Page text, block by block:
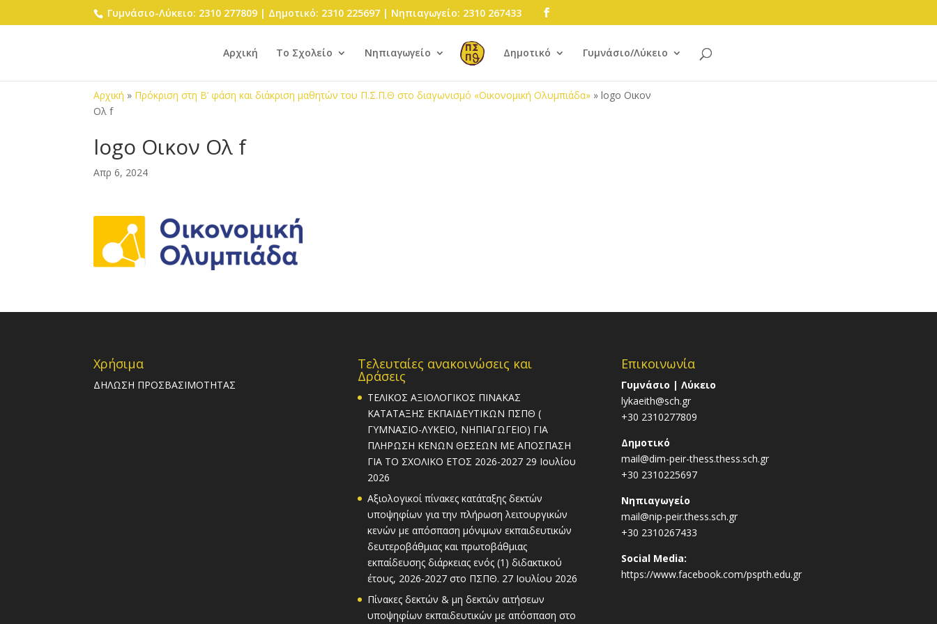
Γυμνάσιο-Λύκειο: 2310 277809 | Δημοτικό: 2310 225697 | Νηπιαγωγείο: 2310 267433
Αρχική Το Σχολείο Νηπιαγωγείο Δημοτικό Γυμνάσιο/Λύκειο
Αρχική » Πρόκριση στη Β’ φάση και διάκριση μαθητών του Π.Σ.Π.Θ στο διαγωνισμό «Οικονομική Ολυμπιάδα» »logo Οικον
Ολ f
logo Οικον Ολ f
Απρ 6, 2024
Χρήσιμα
ΔΗΛΩΣΗ ΠΡΟΣΒΑΣΙΜΟΤΗΤΑΣ
Τελευταίες ανακοινώσεις και
Δράσεις
ΤΕΛΙΚΟΣ ΑΞΙΟΛΟΓΙΚΟΣ ΠΙΝΑΚΑΣ
ΚΑΤΑΤΑΞΗΣ ΕΚΠΑΙΔΕΥΤΙΚΩΝ ΠΣΠΘ (
ΓΥΜΝΑΣΙΟ-ΛΥΚΕΙΟ, ΝΗΠΙΑΓΩΓΕΙΟ) ΓΙΑ
ΠΛΗΡΩΣΗ ΚΕΝΩΝ ΘΕΣΕΩΝ ΜΕ ΑΠΟΣΠΑΣΗ
ΓΙΑ ΤΟ ΣΧΟΛΙΚΟ ΕΤΟΣ 2026-2027 29 Ιουλίου
2026
Αξιολογικοί πίνακες κατάταξης δεκτών
υποψηφίων για την πλήρωση λειτουργικών
κενών με απόσπαση μόνιμων εκπαιδευτικών
δευτεροβάθμιας και πρωτοβάθμιας
εκπαίδευσης διάρκειας ενός (1) διδακτικού
έτους, 2026-2027 στο ΠΣΠΘ. 27 Ιουλίου 2026
Πίνακες δεκτών & μη δεκτών αιτήσεων
υποψηφίων εκπαιδευτικών με απόσπαση στο
Επικοινωνία
Γυμνάσιο | Λύκειο
lykaeith@sch.gr
+30 2310277809
Δημοτικό
mail@dim-peir-thess.thess.sch.gr
+30 2310225697
Νηπιαγωγείο
mail@nip-peir.thess.sch.gr
+30 2310267433
Social Media:
https://www.facebook.com/pspth.edu.gr